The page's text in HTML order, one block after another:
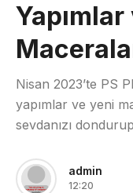
Yapımlar
Nisan 2023’te PS
yapımlar ve yeni
sevdanızı
admin
12:20